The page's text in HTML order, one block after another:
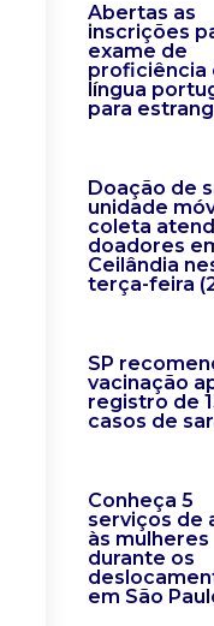
Abertas as
inscrições
exame de
proficiência
língua
para
Doação de
unidade
coleta
doadores
Ceilândia
terça-feira
SP
vacinação
registro de
casos de
Conheça 5
serviços de
às mulheres
durante os
em São